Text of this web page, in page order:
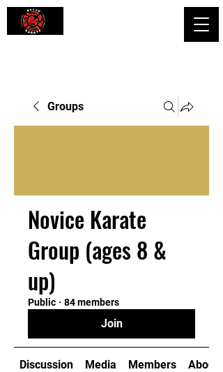
Groups
Novice Karate
Group (ages 8 &
up)
Public · 84 members
Join
Discussion Media Members About